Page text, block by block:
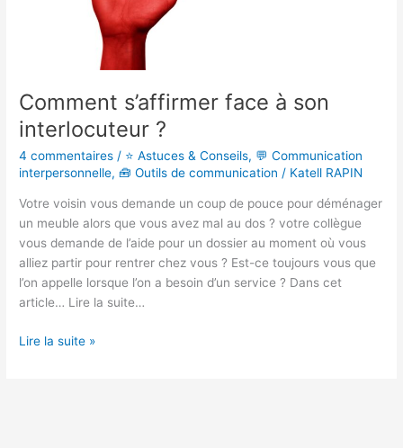
Comment s’affirmer face à son
interlocuteur ?
4 commentaires / ⭐ Astuces & Conseils, 💬 Communication
interpersonnelle,🧰 Outils de communication / Katell RAPIN
Votre voisin vous demande un coup de pouce pour déménager
un meuble alors que vous avez mal au dos ? votre collègue
vous demande de l’aide pour un dossier au moment où vous
alliez partir pour rentrer chez vous ? Est-ce toujours vous que
l’on appelle lorsque l’on a besoin d’un service ? Dans cet
article… Lire la suite…
Lire la suite »